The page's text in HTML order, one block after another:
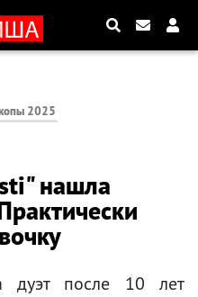
2025
нашла
дуэт после 10 лет